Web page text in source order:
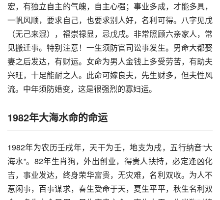
宏，有独立自主的气魄，自主心强；事业多成，才能多具，
一帆风顺，要求自己，也要求别人好，名利可得。八字见戊
（无己来混），福崇禄显，忌戊戌。非常照顾六亲家人，常
见搬迁事。特别注意！一生须防官司讼事发生。男命大都娶
妻之后发达，有财运。女命为男人金钱上多受劳苦，有助夫
兴旺，十足能耐之人。此命可嫁良夫，先生财多，但夫性风
流。中年须防婚变，这是很强烈的寡妇运。
1982年大海水命的命运
1982年为农历壬戌年，天干为壬，地支为戌，五行纳音“大
海水”。82年生肖狗，外出创业，得贵人扶持，必定逢凶化
吉，事业发达，终身荣华富贵，无灾难，名利双收。为人不
惹闲事，百事谋求，春生受命于天，夏生平平，秋生名利双